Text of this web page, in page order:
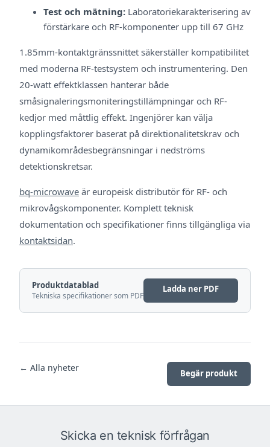
Test och mätning: Laboratoriekarakterisering av
förstärkare och RF-komponenter upp till 67 GHz
1.85mm-kontaktgränssnittet säkerställer kompatibilitet
med moderna RF-testsystem och instrumentering. Den
20-watt effektklassen hanterar både
småsignaleringsmoniteringstillämpningar och RF-
kedjor med måttlig effekt. Ingenjörer kan välja
kopplingsfaktorer baserat på direktionalitetskrav och
dynamikområdesbegränsningar i nedströms
detektionskretsar.
bq-microwave är europeisk distributör för RF- och
mikrovågskomponenter. Komplett teknisk
dokumentation och specifikationer finns tillgängliga via
kontaktsidan.
Produktdatablad
Tekniska specifikationer som PDF
Ladda ner PDF
← Alla nyheter Begär produkt
Skicka en teknisk förfrågan